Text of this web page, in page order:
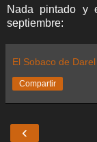
Nada pintado y
septiembre:
El Sobaco de Darel
Compartir
‹